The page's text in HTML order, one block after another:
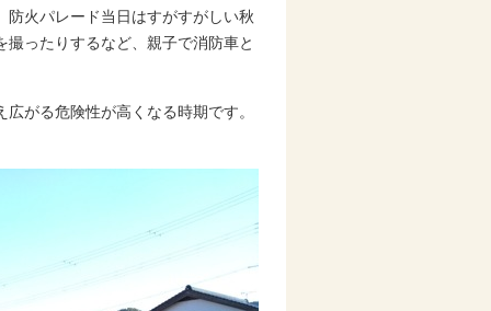
火パレード当日はすがすがしい秋
ったりするなど、親子で消防車と
がる危険性が高くなる時期です。